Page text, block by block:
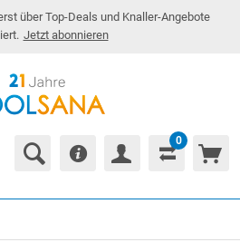
über Top-Deals und Knaller-Angebote
Jetzt abonnieren
0